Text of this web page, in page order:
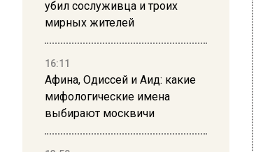
убил сослуживца и троих
мирных жителей
16:11
Афина, Одиссей и Аид: какие
мифологические имена
выбирают москвичи